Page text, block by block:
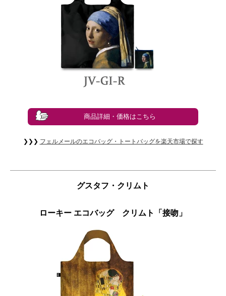
商品詳細・価格はこちら
❯❯❯ フェルメールのエコバッグ・トートバッグを楽天市場で探す
グスタフ・クリムト
ローキー エコバッグ クリムト「接吻」